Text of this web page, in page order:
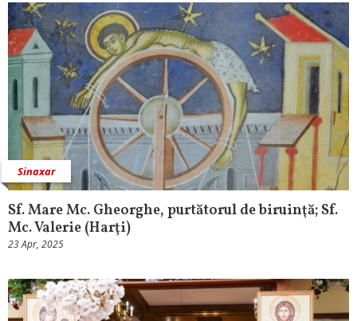
Sinaxar
Sf. Mare Mc. Gheorghe, purtătorul de biruinţă; Sf.
Mc. Valerie (Harţi)
23 Apr, 2025